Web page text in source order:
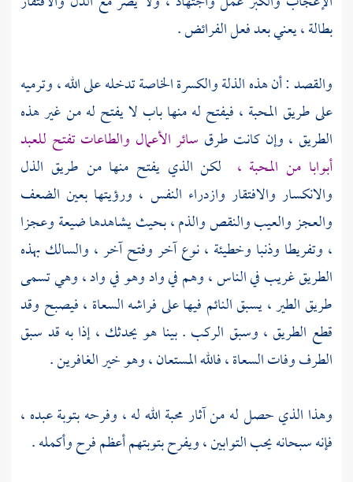
بطالة ، يعني بعد فعل الفرائض .
والقصد : أن هذه الذلة والكسرة الخاصة تدخله على الله ، وترميه
على طريق المحبة ، فيفتح له منها باب لا يفتح له من غير هذه
الطريق ، وإن كانت طرق سائر الأعمال والطاعات تفتح للعبد
أبوابا من المحبة ، لكن الذي يفتح منها من طريق الذل
والانكسار والافتقار وازدراء النفس ، ورؤيتها بعين الضعف
والعجز والعيب والنقص والذم ، بحيث يشاهدها ضيعة وعجزا
، وتفريطا وذنبا وخطيئة ، نوع آخر وفتح آخر ، والسالك بهذه
الطريق غريب في الناس ، وهم في واد وهو في واد ، وهي تسمى
طريق الطير ، يسبق النائم فيها على فراشه السعاة ، فيصبح وقد
قطع الطريق ، وسبق الركب . بينا هو يحدثك ، إذا به قد سبق
الطرف وفات السعاة ، فالله المستعان ، وهو خير الغافرين .
وهذا الذي حصل له من آثار محبة الله له ، وفرحه بتوبة عبده ،
فإنه سبحانه يحب التوابين ، ويفرح بتوبتهم أعظم فرح وأكمله .